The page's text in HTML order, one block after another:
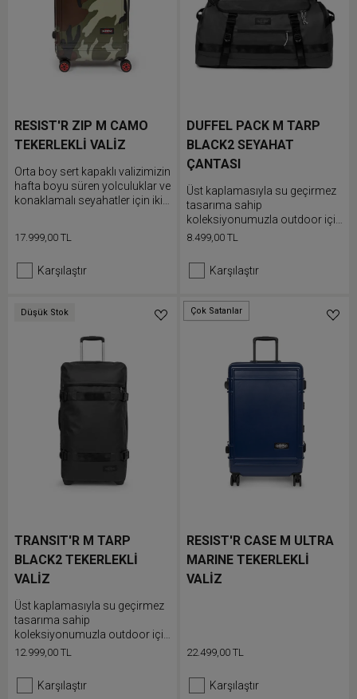
RESIST'R ZIP M CAMO
TEKERLEKLİ VALİZ
Orta boy sert kapaklı valizimizin
hafta boyu süren yolculuklar ve
konaklamalı seyahatler için iki
"Built To Resist" yazılı sapı ve
tekerlekleriyle öne çıkar.
17.999,00 TL
Karşılaştır
DUFFEL PACK M TARP
BLACK2 SEYAHAT
ÇANTASI
Üst kaplamasıyla su geçirmez
tasarıma sahip
koleksiyonumuzla outdoor için
hazır olacaksın. Hafta boyu
süreli konaklamalarda
kullanıma uygun orta boy
veya sırt çantası olarak
kullanılabilir.
8.499,00 TL
Karşılaştır
Düşük Stok
TRANSIT'R M TARP
BLACK2 TEKERLEKLİ
VALİZ
Üst kaplamasıyla su geçirmez
tasarıma sahip
koleksiyonumuzla outdoor için
hazır olacaksın. Hafta boyu
boy seyahat valizimiz entegre
TSA kilidi, alüminyum borular
12.999,00 TL
Karşılaştır
Düşük Stok
Çok Satanlar
RESIST'R CASE M ULTRA
MARINE TEKERLEKLİ
VALİZ
22.499,00 TL
Karşılaştır